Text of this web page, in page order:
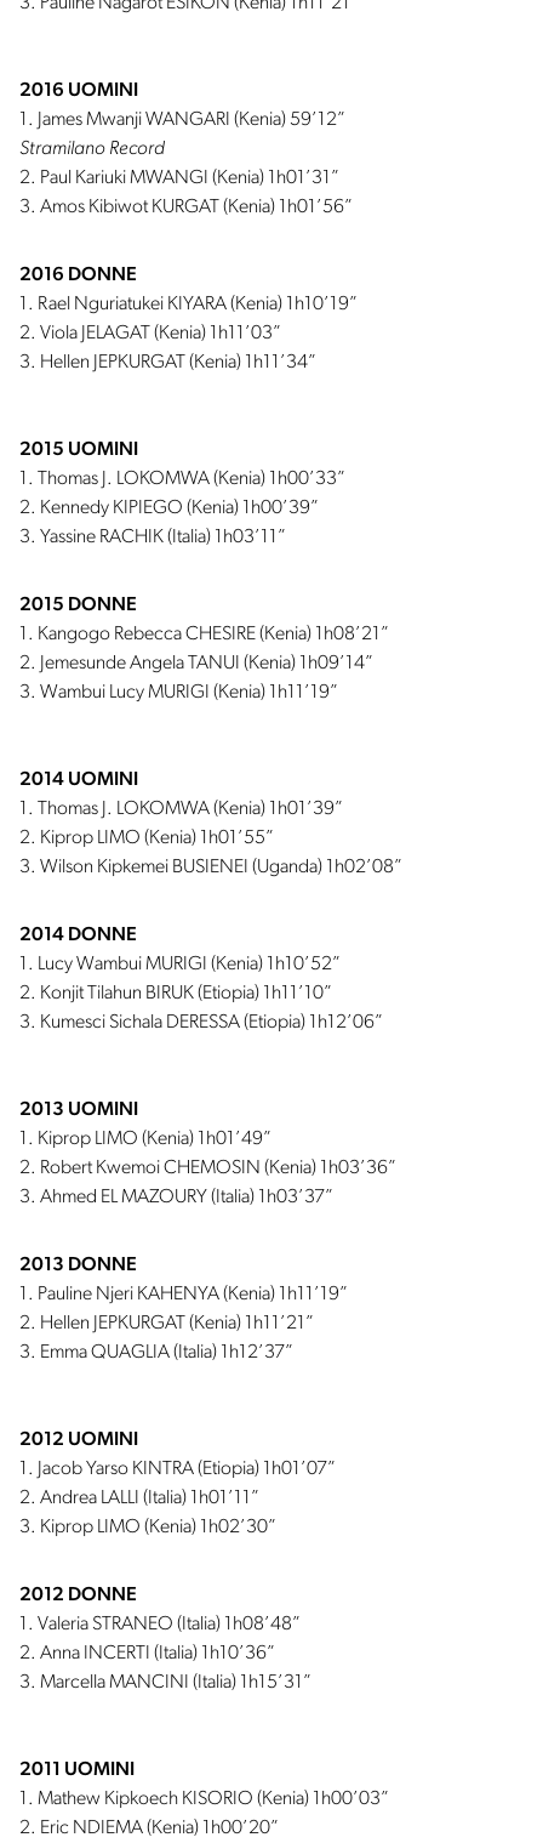
2016 UOMINI
1. James Mwanji WANGARI (Kenia) 59’12”
Stramilano Record
2. Paul Kariuki MWANGI (Kenia) 1h01’31”
3. Amos Kibiwot KURGAT (Kenia) 1h01’56”
2016 DONNE
1. Rael Nguriatukei KIYARA (Kenia) 1h10’19”
2. Viola JELAGAT (Kenia) 1h11’03”
3. Hellen JEPKURGAT (Kenia) 1h11’34”
2015 UOMINI
1. Thomas J. LOKOMWA (Kenia) 1h00’33”
2. Kennedy KIPIEGO (Kenia) 1h00’39”
3. Yassine RACHIK (Italia) 1h03’11”
2015 DONNE
1. Kangogo Rebecca CHESIRE (Kenia) 1h08’21”
2. Jemesunde Angela TANUI (Kenia) 1h09’14”
3. Wambui Lucy MURIGI (Kenia) 1h11’19”
2014 UOMINI
1. Thomas J. LOKOMWA (Kenia) 1h01’39”
2. Kiprop LIMO (Kenia) 1h01’55”
3. Wilson Kipkemei BUSIENEI (Uganda) 1h02’08”
2014 DONNE
1. Lucy Wambui MURIGI (Kenia) 1h10’52”
2. Konjit Tilahun BIRUK (Etiopia) 1h11’10”
3. Kumesci Sichala DERESSA (Etiopia) 1h12’06”
2013 UOMINI
1. Kiprop LIMO (Kenia) 1h01’49”
2. Robert Kwemoi CHEMOSIN (Kenia) 1h03’36”
3. Ahmed EL MAZOURY (Italia) 1h03’37”
2013 DONNE
1. Pauline Njeri KAHENYA (Kenia) 1h11’19”
2. Hellen JEPKURGAT (Kenia) 1h11’21”
3. Emma QUAGLIA (Italia) 1h12’37”
2012 UOMINI
1. Jacob Yarso KINTRA (Etiopia) 1h01’07”
2. Andrea LALLI (Italia) 1h01’11”
3. Kiprop LIMO (Kenia) 1h02’30”
2012 DONNE
1. Valeria STRANEO (Italia) 1h08’48”
2. Anna INCERTI (Italia) 1h10’36”
3. Marcella MANCINI (Italia) 1h15’31”
2011 UOMINI
1. Mathew Kipkoech KISORIO (Kenia) 1h00’03”
2. Eric NDIEMA (Kenia) 1h00’20”